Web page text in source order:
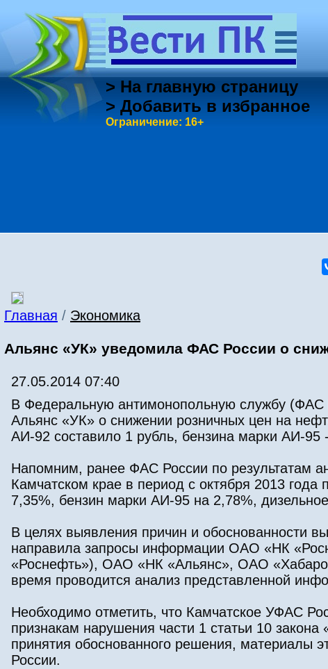
> На главную страницу
> Добавить в избранное
Ограничение: 16+
Главная / Экономика
Альянс «УК» уведомила ФАС России о
27.05.2014 07:40
В Федеральную антимонопольную службу
Альянс «УК» о снижении розничных цен на
АИ-92 составило 1 рубль, бензина марки АИ-95
Напомним, ранее ФАС России по результатам
Камчатском крае в период с октября 2013
7,35%, бензин марки АИ-95 на 2,78%,
В целях выявления причин и обоснованности
направила запросы информации ОАО «НК
«Роснефть»), ОАО «НК «Альянс», ОАО
время проводится анализ представленной
Необходимо отметить, что Камчатское УФАС
признакам нарушения части 1 статьи 10
принятия обоснованного решения, материалы
России.